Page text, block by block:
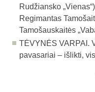
Rudžiansko „Vienas“)
Regimantas
Tamošauskaitės
TĖVYNĖS VARPAI.
pavasariai – išlikti,